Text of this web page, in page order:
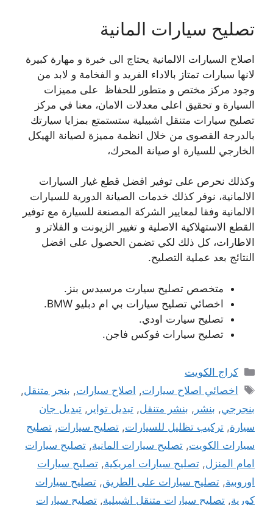
تصليح سيارات المانية
اصلاح السيارات الالمانية يحتاج الى خبرة و مهارة كبيرة
لانها سيارات تمتاز بالاداء الفريد و الفخامة و لابد من
وجود مركز مختص و متطور للحفاظ على مميزات
السيارة و تحقيق اعلى معدلات الامان، معنا في مركز
تصليح سيارات متنقل اشبيلية ستستمتع بمزايا سيارتك
بالدرجة القصوى من خلال انظمة مميزة لصيانة الهيكل
الخارجي للسيارة او صيانة المحرك،
وكذلك نحرص على توفير افضل قطع غيار السيارات
الالمانية، نوفر كذلك خدمات الصيانة الدورية للسيارات
الالمانية وفقا لمعايير الشركة المصنعة للسيارة مع توفير
القطع الاستهلاكية الاصلية و تغيير الزيونت و الفلاتر و
الاطارات، كل ذلك لكي تضمن الحصول على افضل
النتائج بعد عملية التصليح.
متخصص تصليح سيارت مرسيدس بنز.
اخصائي تصليح سيارات بي ام دبليو BMW.
تصليح سيارت اودي.
تصليح سيارات فوكس فاجن.
التصنيفات
كراج الكويت
الوسوم
اخصائي اصلاح سيارات, اصلاح سيارات, بنجر متنقل,
بنجرجي, بنشر , بنشر متنقل, تبديل تواير , تبديل جان
سيارة, تركيب تظليل للسيارات, تصليح سيارات, تصليح
سيارات الكويت, تصليح سيارات المانية, تصليح سيارات
امام المنزل, تصليح سيارات امريكية, تصليح سيارات
اوروبية, تصليح سيارات على الطريق, تصليح سيارات
كورية, تصليح سيارات متنقل اشبيلية, تصليح سيارات